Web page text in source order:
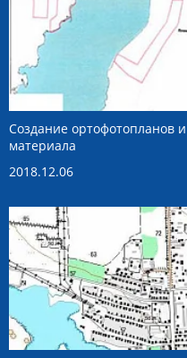
Создание ортофотопланов
материала
2018.12.06